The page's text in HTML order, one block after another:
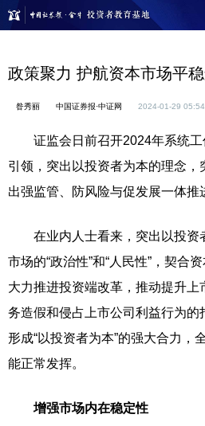
政策聚力 护航资本市场平
昝秀丽 中国证券报·中证网 2024-01-29 05:54
证监会日前召开2024年系统工
引领，突出以投资者为本的理念，
出强监管、防风险与促发展一体推
在业内人士看来，突出以投资
市场的“政治性”和“人民性”，契合
大力推进投资端改革，推动提升
务造假和侵占上市公司利益行为的
形成“以投资者为本”的强大合力，
能正常发挥。
增强市场内在稳定性